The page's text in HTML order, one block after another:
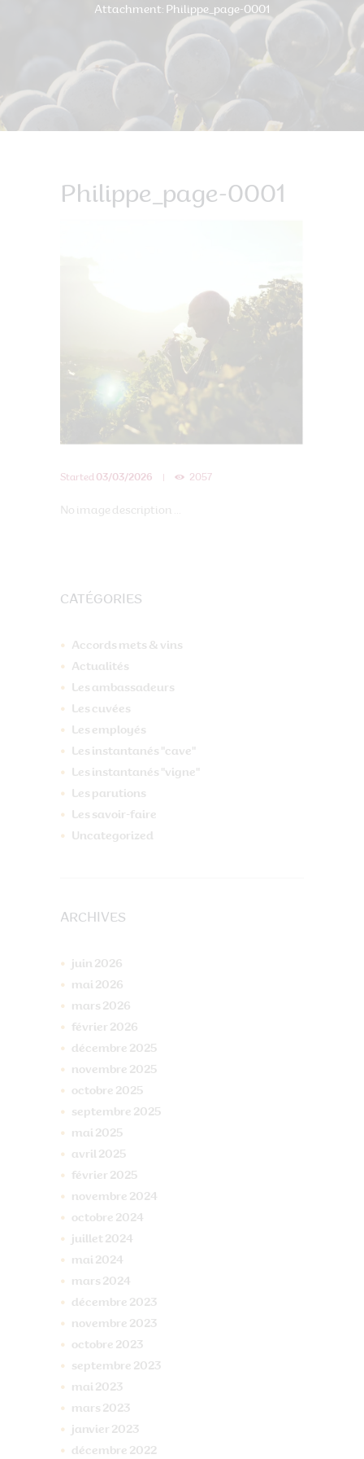
Attachment: Philippe_page-0001
Philippe_page-0001
Started 03/03/2026 2057
No image description ...
CATÉGORIES
Accords mets & vins
Actualités
Les ambassadeurs
Les cuvées
Les employés
Les instantanés "cave"
Les instantanés "vigne"
Les parutions
Les savoir-faire
Uncategorized
ARCHIVES
juin 2026
mai 2026
mars 2026
février 2026
décembre 2025
novembre 2025
octobre 2025
septembre 2025
mai 2025
avril 2025
février 2025
novembre 2024
octobre 2024
juillet 2024
mai 2024
mars 2024
décembre 2023
novembre 2023
octobre 2023
septembre 2023
mai 2023
mars 2023
janvier 2023
décembre 2022